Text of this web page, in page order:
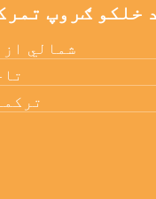
خلکو ګروپ
شمالي